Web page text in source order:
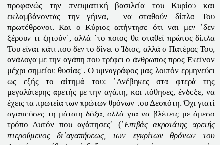
προφανώς την πνευματική βασιλεία του Κυρίου και
εκλαμβάνοντάς την γήινα, να σταθούν δίπλα Του
πρωτόθρονοι. Και ο Κύριος απήντησε ότι ναι μεν ῾δεν
ξέρουν τι ζητούν᾽, αλλά ῾το ποιος θα σταθεί πρώτος δίπλα
Του είναι κάτι που δεν το δίνει ο Ίδιος, αλλά ο Πατέρας Του,
ανάλογα με την αγάπη που τρέφει ο άνθρωπος προς Εκείνον
μέχρι σημείου θυσίας᾽. Ο υμνογράφος μας λοιπόν ερμηνεύει
ως εξής το αίτημά του: ῾Ανέβηκες στα φτερά της
μεγαλύτερης αρετής με την αγάπη, και πόθησες, ένδοξε, να
έχεις τα πρωτεία των πρώτων θρόνων του Δεσπότη. Όχι γιατί
αγαπούσες τη μάταιη δόξα, αλλά για να βλέπεις με άμεσο
τρόπο Αυτόν που αγάπησες᾽ (῾Επιβάς ακροτάτης αρετής
πτερούμενος δι᾽αγαπήσεως, των εγκρίτων θρόνων του